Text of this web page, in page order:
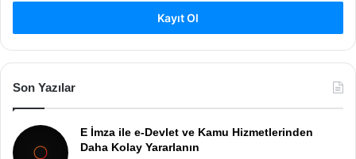
Kayıt Ol
Son Yazılar
E İmza ile e-Devlet ve Kamu Hizmetlerinden
Daha Kolay Yararlanın